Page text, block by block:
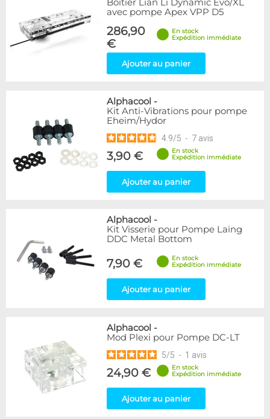
Boitier Lian Li Dynamic Evo/XL
avec pompe Apex VPP D5
286,90
€
En stock
Expédition immédiate
Ajouter au panier
Alphacool -
Kit Anti-Vibrations pour pompe
Eheim/Hydor
4.9/5 - 7 avis
3,90 €
En stock
Expédition immédiate
Ajouter au panier
Alphacool -
Kit Visserie pour Pompe Laing
DDC Metal Bottom
7,90 €
En stock
Expédition immédiate
Ajouter au panier
Alphacool -
Mod Plexi pour Pompe DC-LT
5/5 - 1 avis
24,90 €
En stock
Expédition immédiate
Ajouter au panier